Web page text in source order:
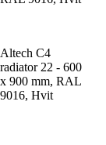
Altech C4
radiator 22 - 600
x 900 mm, RAL
9016, Hvit